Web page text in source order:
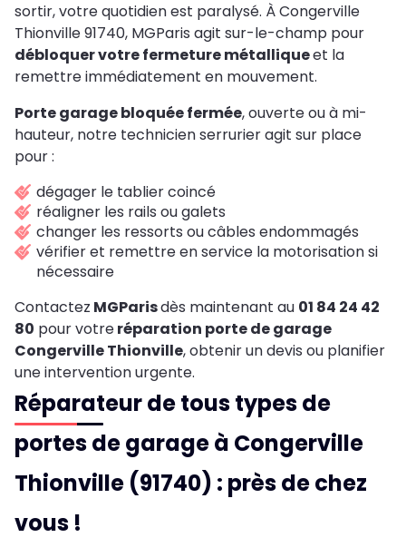
sortir, votre quotidien est paralysé. À Congerville
Thionville 91740, MGParis agit sur-le-champ pour
débloquer votre fermeture métalliqueet la
remettre immédiatement en mouvement.
Porte garage bloquée fermée, ouverte ou à mi-
hauteur, notre technicien serrurier agit sur place
pour :
dégager le tablier coincé
réaligner les rails ou galets
changer les ressorts ou câbles endommagés
vérifier et remettre en service la motorisation si
nécessaire
Contactez MGParisdès maintenant au 01 84 24 42
80 pour votreréparation porte de garage
Congerville Thionville,obtenir un devis ou planifier
une intervention urgente.
Réparateur de tous types de
portes de garage à Congerville
Thionville (91740) : près de chez
vous !